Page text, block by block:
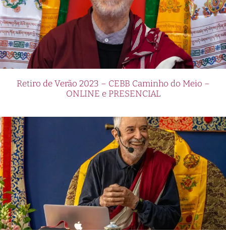
Retiro de Verão 2023 – CEBB Caminho do Meio –
ONLINE e PRESENCIAL